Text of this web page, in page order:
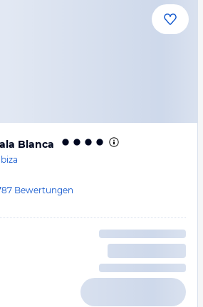
Blanca
Bewertungen